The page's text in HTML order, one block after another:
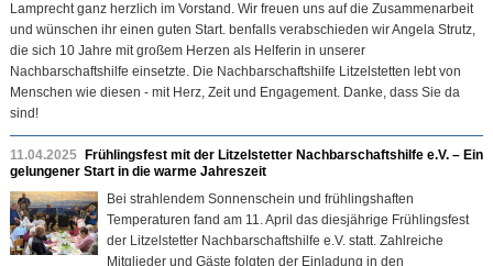
Lamprecht ganz herzlich im Vorstand. Wir freuen uns auf die Zusammenarbeit
und wünschen ihr einen guten Start. benfalls verabschieden wir Angela Strutz,
die sich 10 Jahre mit großem Herzen als Helferin in unserer
Nachbarschaftshilfe einsetzte. Die Nachbarschaftshilfe Litzelstetten lebt von
Menschen wie diesen - mit Herz, Zeit und Engagement. Danke, dass Sie da
sind!
11.04.2025
Frühlingsfest mit der Litzelstetter Nachbarschaftshilfe e.V. – Ein
gelungener Start in die warme Jahreszeit
Bei strahlendem Sonnenschein und frühlingshaften
Temperaturen fand am 11. April das diesjährige Frühlingsfest
der Litzelstetter Nachbarschaftshilfe e.V. statt. Zahlreiche
Mitglieder und Gäste folgten der Einladung in den